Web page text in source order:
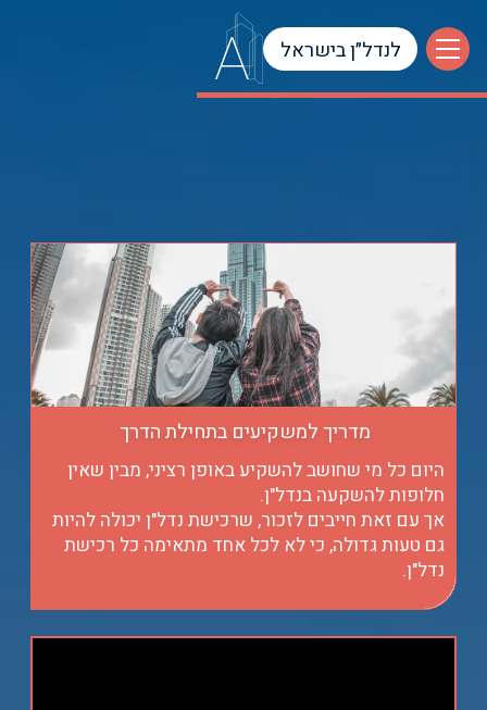
לנדל״ן בישראל
המגזין
מדריך למשקיעים בתחילת הדרך
היום כל מי שחושב להשקיע באופן רציני, מבין שאין
חלופות להשקעה בנדל"ן.
אך עם זאת חייבים לזכור, שרכישת נדל"ן יכולה להיות
גם טעות גדולה, כי לא לכל אחד מתאימה כל רכישת
נדל"ן.